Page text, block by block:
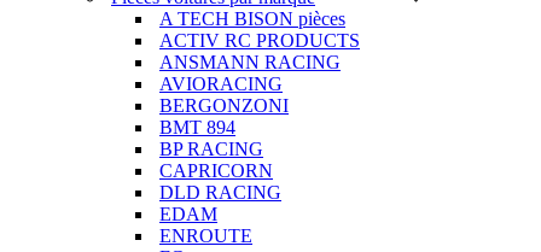
A TECH BISON pièces
ACTIV RC PRODUCTS
ANSMANN RACING
AVIORACING
BERGONZONI
BMT 894
BP RACING
CAPRICORN
DLD RACING
EDAM
ENROUTE